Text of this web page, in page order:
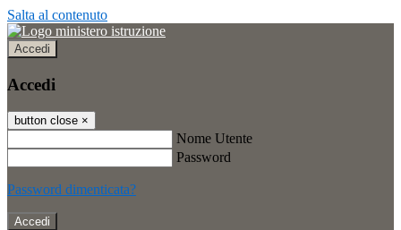
Salta al contenuto
Accedi
Accedi
button close ×
Nome Utente
Password
Password dimenticata?